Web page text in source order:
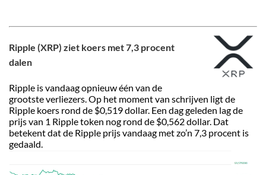
Ripple (XRP) ziet koers met 7,3 procent
dalen
Ripple is vandaag opnieuw één van de
grootste verliezers. Op het moment van schrijven ligt de
Ripple koers rond de $0,519 dollar. Een dag geleden lag de
prijs van 1 Ripple token nog rond de $0,562 dollar. Dat
betekent dat de Ripple prijs vandaag met zo’n 7,3 procent is
gedaald.